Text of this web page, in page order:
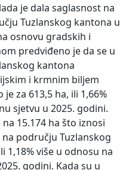
je dala saglasnost na
Tuzlanskog kantona u
osnovu gradskih i
predviđeno je da se u
kantona
i krmnim biljem
za 613,5 ha, ili 1,66%
sjetvu u 2025. godini.
15.174 ha što iznosi
području Tuzlanskog
1,18% više u odnosu na
godini. Kada su u